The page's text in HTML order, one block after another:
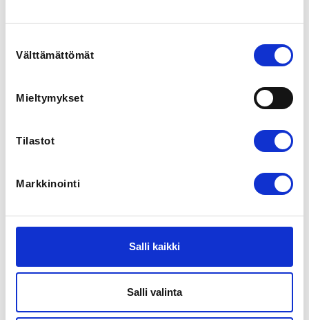
valinta
Välttämättömät
Mieltymykset
Tilastot
Markkinointi
Salli kaikki
Salli valinta
We 19.6.2024 at 19:30 - Fr 19.7.2024 at 23:59
ADDITIONAL INFORMATION
0500343303
ORGANIZERS
toimihenkilötehtäviin ja muihin kisan tehtäviin (myös
levynvaihto). Kaikki mukaan runsain joukoin